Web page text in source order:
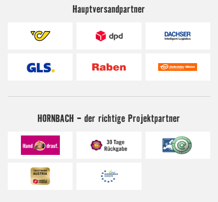
Hauptversandpartner
HORNBACH - der richtige Projektpartner